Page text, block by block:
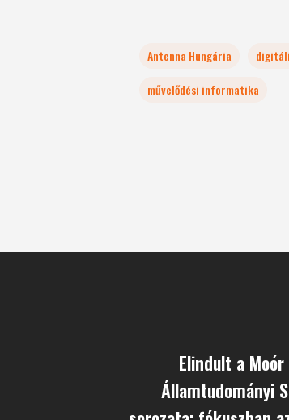
Antenna Hungária
művelődési informatika
Elindult a
Államtudományi